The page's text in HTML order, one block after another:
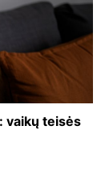
vaikų teisės